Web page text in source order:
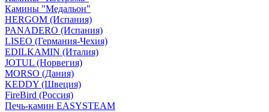
Камины "Медальон"
HERGOM (Испания)
PANADERO (Испания)
LISEO (Германия-Чехия)
EDILKAMIN (Италия)
JOTUL (Норвегия)
MORSO (Дания)
KEDDY (Швеция)
FireBird (Россия)
Печь-камин EASYSTEAM